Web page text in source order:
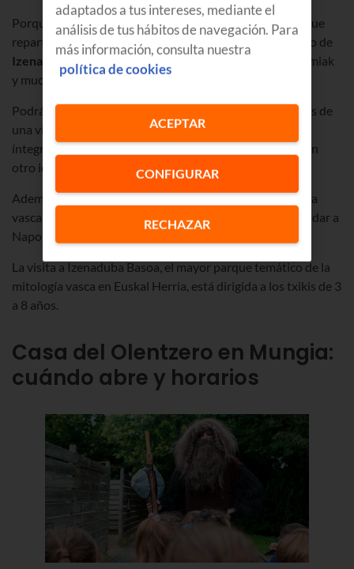
Porque además de nuestros personajes más queridos, que
reparten los regalos a los tixkis en Gabonak, en el caserío de
Izenaduba Basoa
habitan Basajaun, Anbotoko Mari, Lamiak
y muchos más personajes mitológicos.
Podrás conocerlos en persona, en carne y hueso, a través de
una visita teatralizada
de 1 hora y media de duración
íntegramente en euskera (puedes escuchar en el móvil en
otro idioma a través de un código QR).
Además de descubrir los mitos y leyendas de la mitología
vasca, podrás adentrarte en el Huerto de las Brujas, saludar a
Napo, el burro de Olentzero, y, como no, darle tu carta.
La visita a Izenaduba Basoa, el mayor parque temático de la
mitología vasca en Euskal Herria, está dirigida a los txikis de 3
a 8 años.
Casa del Olentzero en Mungia:
cuándo abre y horarios
adaptados a tus intereses, mediante el
análisis de tus hábitos de navegación. Para
más información, consulta nuestra
política de cookies
CONFIGURAR
RECHAZAR
ACEPTAR